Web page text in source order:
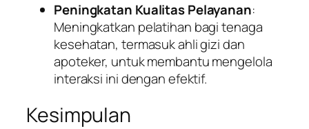
Peningkatan Kualitas Pelayanan:
Meningkatkan pelatihan bagi tenaga
kesehatan, termasuk ahli gizi dan
apoteker, untuk membantu mengelola
interaksi ini dengan efektif.
Kesimpulan